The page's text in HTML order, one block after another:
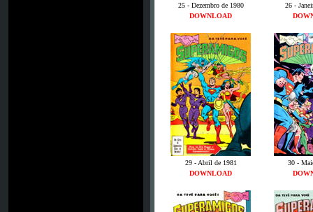
25 - Dezembro de 1980
26 -
DOWNLOAD
29 - Abril de 1981
30 -
DOWNLOAD